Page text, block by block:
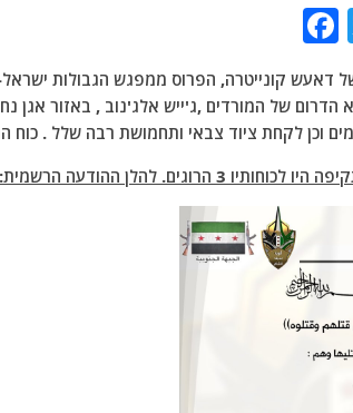
T
w
itt
er
c
e
b
o
k
הדרום של המורדים ,ג'ייש אלג'נוב , באזור אגן
וכן לקחת ציוד צבאי ותחמושת רבה שלל .
הרוגים. להלן ההודעה הרשמית: